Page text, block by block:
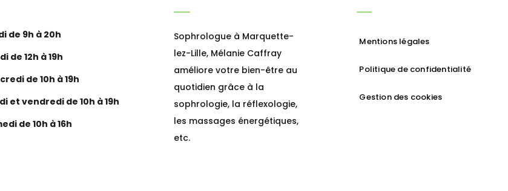
de 9h à 20h
de 12h à 19h
de 10h à 19h
et vendredi de 10h à 19h
de 10h à 16h
Sophrologue à Marquette-
lez-Lille, Mélanie Caffray
améliore votre bien-être au
quotidien grâce à la
sophrologie, la réflexologie,
les massages énergétiques,
etc.
Mentions légales
Politique de confidentialité
Gestion des cookies